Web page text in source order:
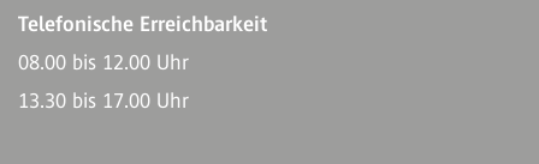
Telefonische Erreichbarkeit
08.00 bis 12.00 Uhr
13.30 bis 17.00 Uhr